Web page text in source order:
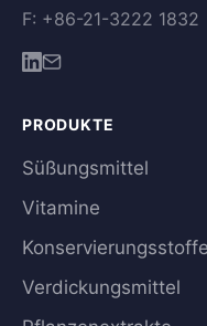
F: +86-21-3222 1832
PRODUKTE
Süßungsmittel
Vitamine
Konservierungsstoffe
Verdickungsmittel